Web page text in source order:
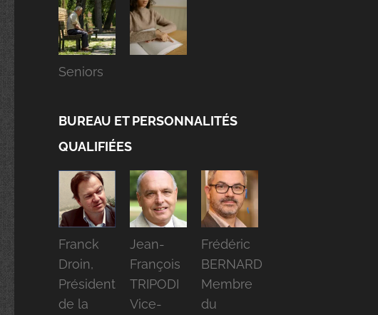
Seniors
BUREAU ET PERSONNALITÉS
QUALIFIÉES
Franck
Droin,
Président
de la
Jean-
François
TRIPODI
Vice-
Frédéric
BERNARD
Membre
du